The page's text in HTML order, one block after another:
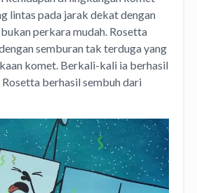
lintas pada jarak dekat dengan
perkara mudah. Rosetta
semburan tak terduga yang
komet. Berkali-kali ia berhasil
berhasil sembuh dari